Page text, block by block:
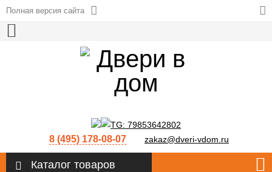
Полная версия сайта
8 (495) 178-08-07 zakaz@dveri-vdom.ru
Каталог товаров